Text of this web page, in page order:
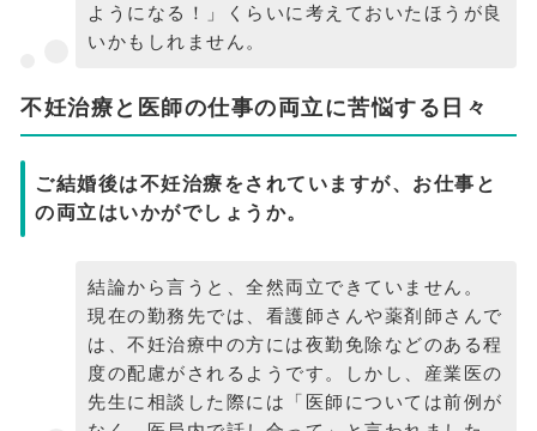
ようになる！」くらいに考えておいたほうが良
いかもしれません。
不妊治療と医師の仕事の両立に苦悩する日々
ご結婚後は不妊治療をされていますが、お仕事と
の両立はいかがでしょうか。
結論から言うと、全然両立できていません。
現在の勤務先では、看護師さんや薬剤師さんで
は、不妊治療中の方には夜勤免除などのある程
度の配慮がされるようです。しかし、産業医の
先生に相談した際には「医師については前例が